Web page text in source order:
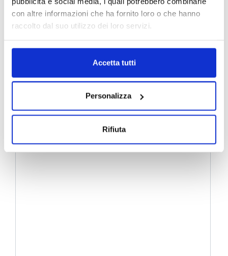
con altre informazioni che ha fornito loro o che hanno
raccolto dal suo utilizzo dei loro servizi.
Accetta tutti
Personalizza
Rifiuta